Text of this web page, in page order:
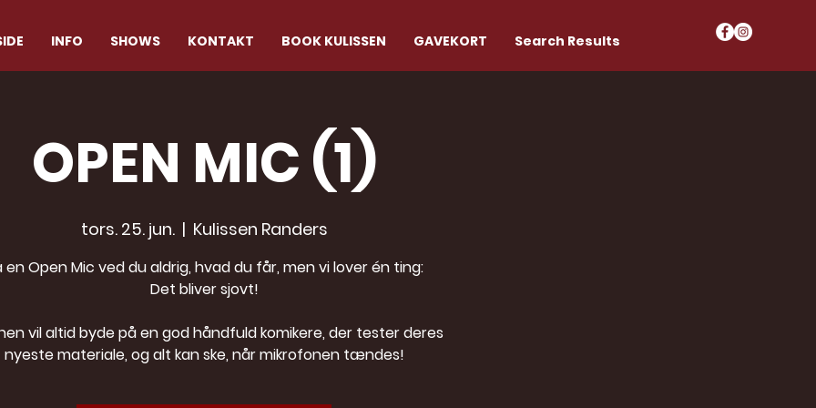
INFO SHOWS KONTAKT BOOK KULISSEN GAVEKORT Search Results
OPEN MIC (1)
tors. 25. jun.
  |
Kulissen Randers
en Open Mic ved du aldrig, hvad du får, men vi lover én ting:
Det bliver sjovt!
vil altid byde på en god håndfuld komikere, der tester deres
nyeste materiale, og alt kan ske, når mikrofonen tændes!